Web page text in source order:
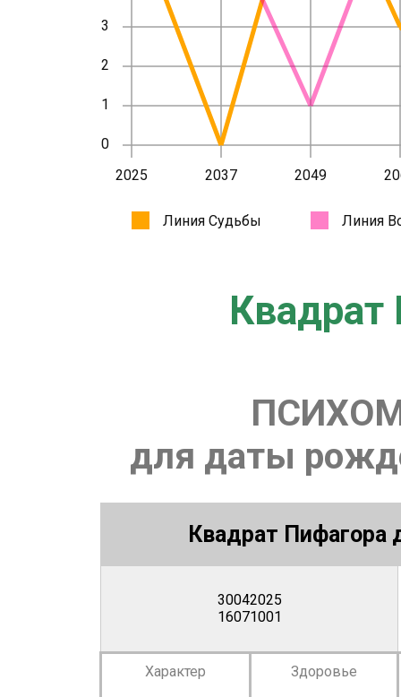
Квадрат
для даты
Квадрат Пифагора
30042025
16071001
Характер
Здоровье